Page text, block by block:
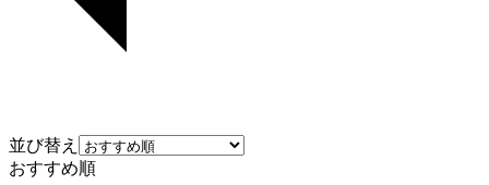
並び替え
おすすめ順